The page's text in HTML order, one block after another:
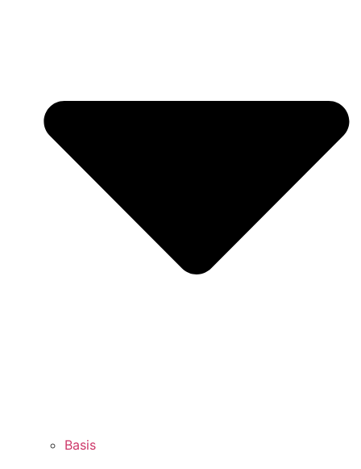
Basis